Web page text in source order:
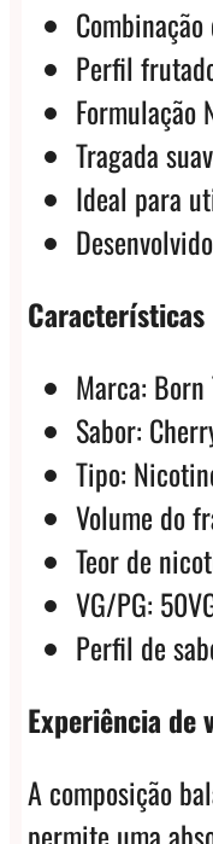
Perfil
Formulação
Tragada
Ideal para
Características
Marca: Born
Sabor:
Tipo:
Volume do
Teor de
VG/PG:
Perfil de
Experiência de
A composição